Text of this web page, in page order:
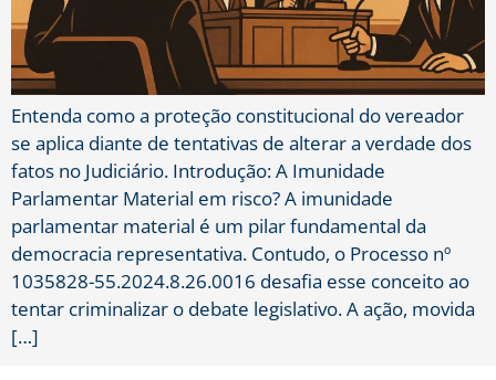
Entenda como a proteção constitucional do vereador
se aplica diante de tentativas de alterar a verdade dos
fatos no Judiciário. Introdução: A Imunidade
Parlamentar Material em risco? A imunidade
parlamentar material é um pilar fundamental da
democracia representativa. Contudo, o Processo nº
1035828-55.2024.8.26.0016 desafia esse conceito ao
tentar criminalizar o debate legislativo. A ação, movida
[…]